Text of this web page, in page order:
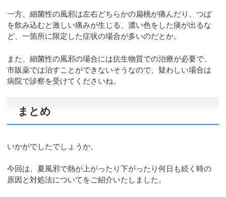
一方、細菌性の風邪は左右どちらかの扁桃が痛んだり、つば
を飲み込むと激しい痛みが生じる、濃い色をした痰が出るな
ど、一箇所に限定した症状の場合が多いのだとか。
また、細菌性の風邪の場合には抗生物質での治療が必要で、
市販薬では治すことができないそうなので、疑わしい場合は
病院で診察を受けてくださいね。
まとめ
いかがでしたでしょうか。
今回は、夏風邪で熱が上がったり下がったり何日も続く時の
原因と対処法についてをご紹介いたしました。